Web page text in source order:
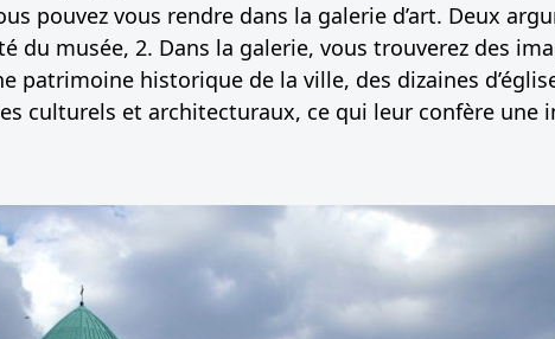
pouvez vous rendre dans la galerie d’art. Deux
du musée, 2. Dans la galerie, vous trouverez des
patrimoine historique de la ville, des dizaines
culturels et architecturaux, ce qui leur confère une